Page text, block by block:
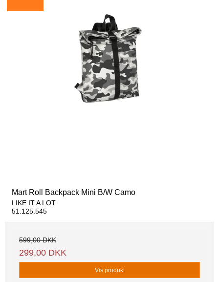
Mart Roll Backpack Mini B/W Camo
LIKE IT A LOT
51.125.545
599,00 DKK
299,00 DKK
Vis produkt